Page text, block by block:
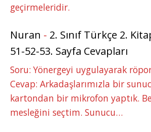
geçirmeleridir.
Nuran - 2. Sınıf Türkçe 2.
51-52-53. Sayfa Cevapları
Soru: Yönergeyi uygulayarak
Cevap: Arkadaşlarımızla bir
kartondan bir mikrofon yaptık.
mesleğini seçtim. Sunucu…